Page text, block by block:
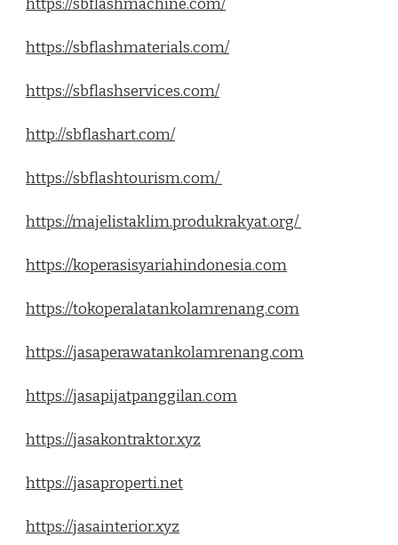
https://sbflashmachine.com/
https://sbflashmaterials.com/
https://sbflashservices.com/
http://sbflashart.com/
https://sbflashtourism.com/
https://majelistaklim.produkrakyat.org/
https://koperasisyariahindonesia.com
https://tokoperalatankolamrenang.com
https://jasaperawatankolamrenang.com
https://jasapijatpanggilan.com
https://jasakontraktor.xyz
https://jasaproperti.net
https://jasainterior.xyz